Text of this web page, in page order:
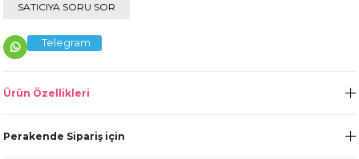
SATICIYA SORU SOR
Telegram
Ürün Özellikleri
Perakende Sipariş için